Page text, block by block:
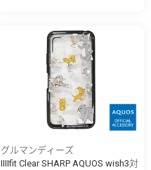
グルマンディーズ
IIIIfit Clear SHARP AQUOS wish3対